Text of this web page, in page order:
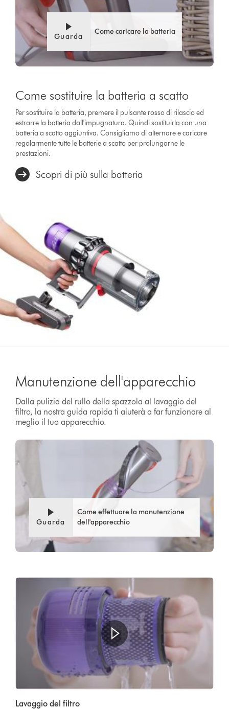
Guarda
Come caricare la batteria
Come sostituire la batteria a scatto
Per sostituire la batteria, premere il pulsante rosso di rilascio ed
estrarre la batteria dall'impugnatura. Quindi sostituirla con una
batteria a scatto aggiuntiva. Consigliamo di alternare e caricare
regolarmente tutte le batterie a scatto per prolungarne le
prestazioni.
Scopri di più sulla batteria
Manutenzione dell'apparecchio
Dalla pulizia del rullo della spazzola al lavaggio del
filtro, la nostra guida rapida ti aiuterà a far funzionare al
meglio il tuo apparecchio.
video
Guarda
Come effettuare la manutenzione
dell'apparecchio
Transcript
Apri
trascrizione
video
Lavaggio del filtro